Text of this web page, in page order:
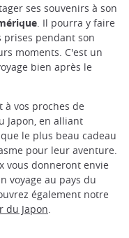
ses souvenirs à son
. Il pourra y faire
pendant son
moments. C'est un
bien après le
à vos proches de
Japon, en alliant
le plus beau cadeau
pour leur aventure.
vous donneront envie
voyage au pays du
également notre
du Japon